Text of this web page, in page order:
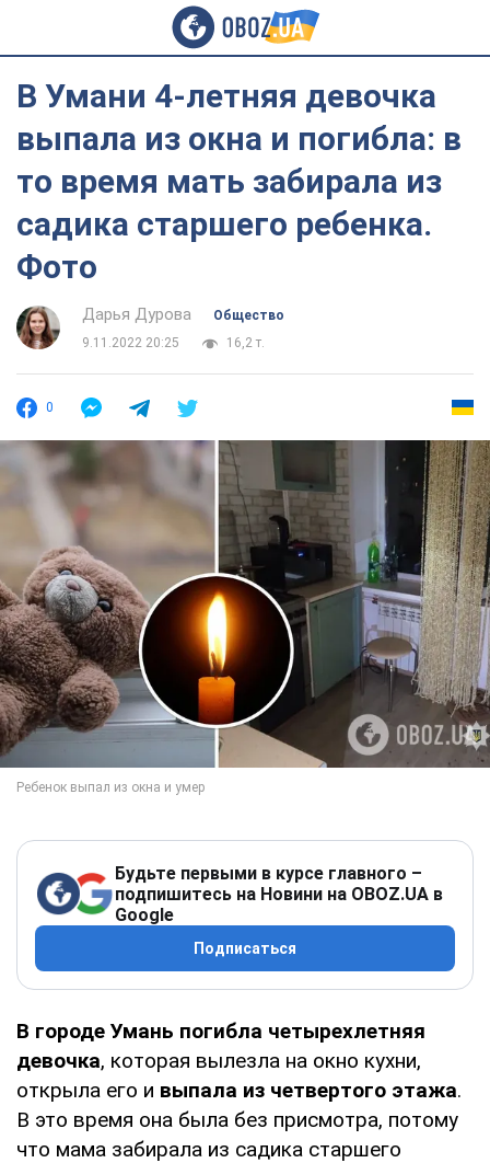
В Умани 4-летняя девочка
выпала из окна и погибла: в
то время мать забирала из
садика старшего ребенка.
Фото
Дарья Дурова
Общество
9.11.2022 20:25
16,2 т.
0
Будьте первыми в курсе главного –
подпишитесь на Новини на OBOZ.UA в
Google
Подписаться
В городе Умань погибла четырехлетняя
девочка, которая вылезла на окно кухни,
открыла его и выпала из четвертого этажа.
В это время она была без присмотра, потому
что мама забирала из садика старшего